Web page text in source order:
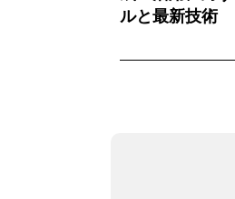
ルと最新技術